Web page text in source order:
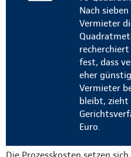
Nach
Vermieter
fest, dass
eher
Vermieter
bleibt, zieht
Euro.